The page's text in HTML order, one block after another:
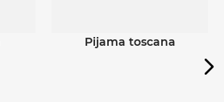
pijama toscana